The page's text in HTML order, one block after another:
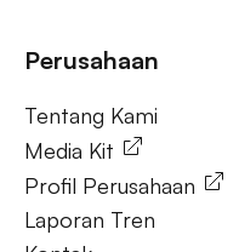
Tentang Kami
Perusahaan
Tentang Kami
Media Kit
Profil Perusahaan
Laporan Tren